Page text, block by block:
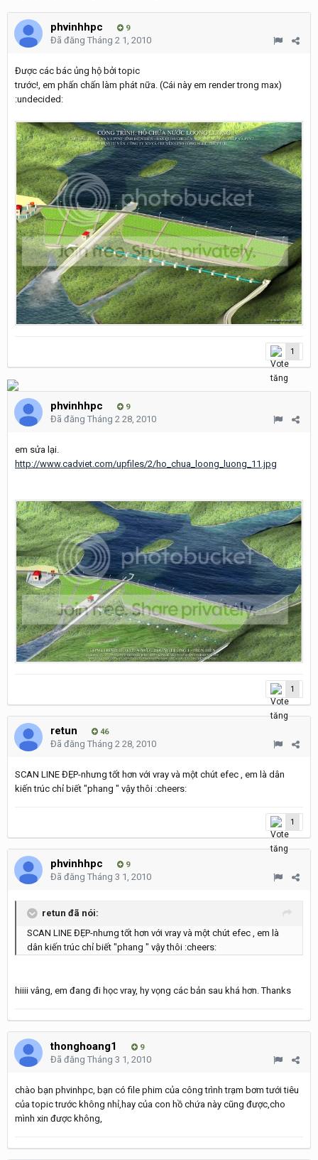
phvinhhpc 9
Đã đăng Tháng 2 1, 2010
Được các bác ủng hộ bởi topic
trước!, em phấn chấn làm phát nữa. (Cái này em render trong max)
:undecided:
1
phvinhhpc 9
Đã đăng Tháng 2 28, 2010
em sửa lại.
http://www.cadviet.com/upfiles/2/ho_chua_loong_luong_11.jpg
1
retun 46
Đã đăng Tháng 2 28, 2010
SCAN LINE ĐẸP-nhưng tốt hơn với vray và một chút efec , em là dân
kiến trúc chỉ biết "phang " vậy thôi :cheers:
1
phvinhhpc 9
Đã đăng Tháng 3 1, 2010
retun đã nói:
SCAN LINE ĐẸP-nhưng tốt hơn với vray và một chút efec , em là
dân kiến trúc chỉ biết "phang " vậy thôi :cheers:
hiiii vâng, em đang đi học vray, hy vọng các bản sau khá hơn. Thanks
thonghoang1 9
Đã đăng Tháng 3 1, 2010
chào bạn phvinhpc, bạn có file phim của công trình trạm bơm tưới tiêu
của topic trước không nhỉ,hay của con hồ chứa này cũng được,cho
mình xin được không,